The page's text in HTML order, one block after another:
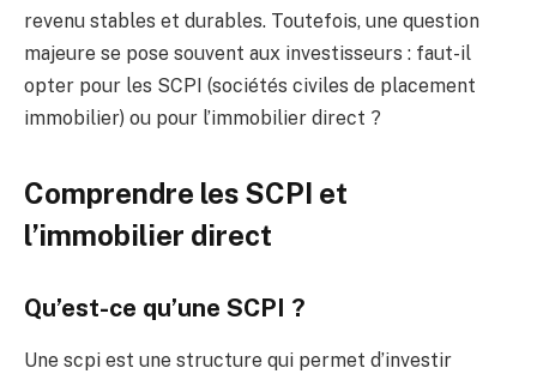
revenu stables et durables. Toutefois, une question
majeure se pose souvent aux investisseurs : faut-il
opter pour les SCPI (sociétés civiles de placement
immobilier) ou pour l’immobilier direct ?
Comprendre les SCPI et
l’immobilier direct
Qu’est-ce qu’une SCPI ?
Une scpi est une structure qui permet d’investir